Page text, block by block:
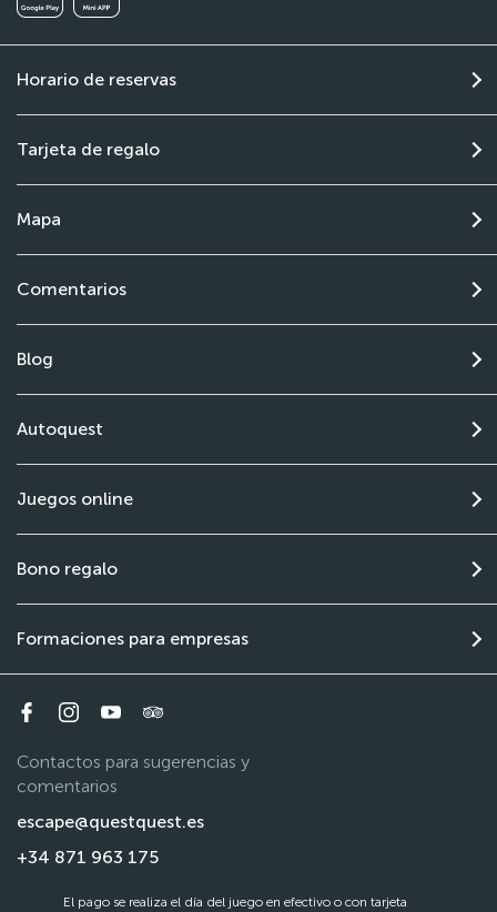
Horario de reservas
Tarjeta de regalo
Mapa
Comentarios
Blog
Autoquest
Juegos online
Bono regalo
Formaciones para empresas
Contactos para sugerencias y
comentarios
escape@questquest.es
+34 871 963 175
El pago se realiza el día del juego en efectivo o con tarjeta